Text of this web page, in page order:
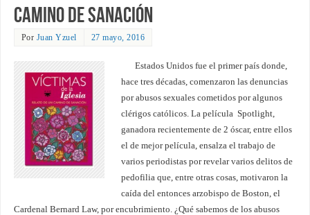
camino de sanación
Por Juan Yzuel 27 mayo, 2016
Estados Unidos fue el primer país donde,
hace tres décadas, comenzaron las denuncias
por abusos sexuales cometidos por algunos
clérigos católicos. La película Spotlight,
ganadora recientemente de 2 óscar, entre ellos
el de mejor película, ensalza el trabajo de
varios periodistas por revelar varios delitos de
pedofilia que, entre otras cosas, motivaron la
caída del entonces arzobispo de Boston, el
Cardenal Bernard Law, por encubrimiento. ¿Qué sabemos de los abusos